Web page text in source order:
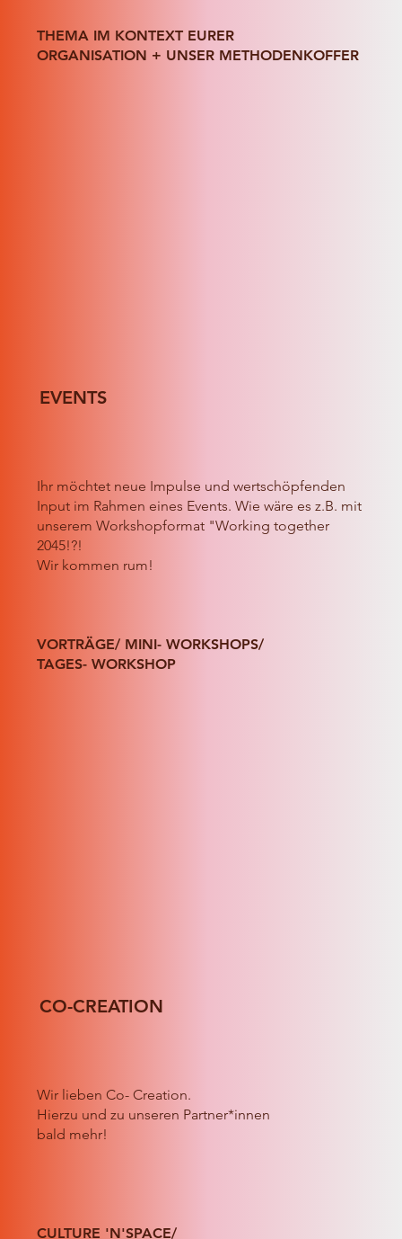
THEMA IM KONTEXT EURER
ORGANISATION + UNSER METHODENKOFFER
EVENTS
Ihr möchtet neue Impulse und wertschöpfenden
Input im Rahmen eines Events. Wie wäre es z.B. mit
unserem Workshopformat "Working together
2045!?!
Wir kommen rum!
VORTRÄGE/ MINI- WORKSHOPS/
TAGES- WORKSHOP
CO-CREATION
Wir lieben Co- Creation.
Hierzu und zu unseren Partner*innen
bald mehr!
CULTURE 'N'SPACE/